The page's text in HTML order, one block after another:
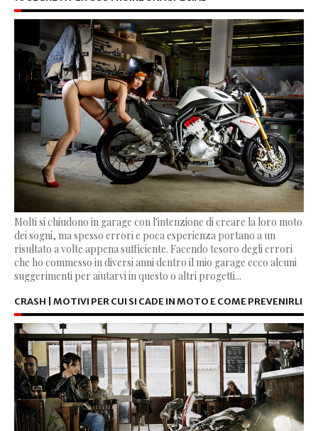
Molti si chiudono in garage con l'intenzione di creare la loro moto
dei sogni, ma spesso errori e poca esperienza portano a un
risultato a volte appena sufficiente. Facendo tesoro degli errori
che ho commesso in diversi anni dentro il mio garage ecco alcuni
suggerimenti per aiutarvi in questo o altri progetti...
CRASH | MOTIVI PER CUI SI CADE IN MOTO E COME PREVENIRLI